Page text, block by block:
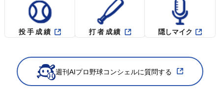
投手成績 打者成績 隠しマイク
週刊AIプロ野球コンシェルに質問する